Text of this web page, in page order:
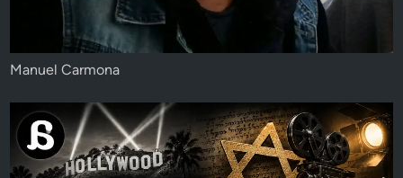
Manuel Carmona